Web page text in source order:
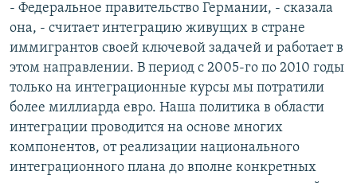
- Федеральное правительство Германии, - сказала
она, - считает интеграцию живущих в стране
иммигрантов своей ключевой задачей и работает в
этом направлении. В период с 2005-го по 2010 годы
только на интеграционные курсы мы потратили
более миллиарда евро. Наша политика в области
интеграции проводится на основе многих
компонентов, от реализации национального
интеграционного плана до вполне конкретных